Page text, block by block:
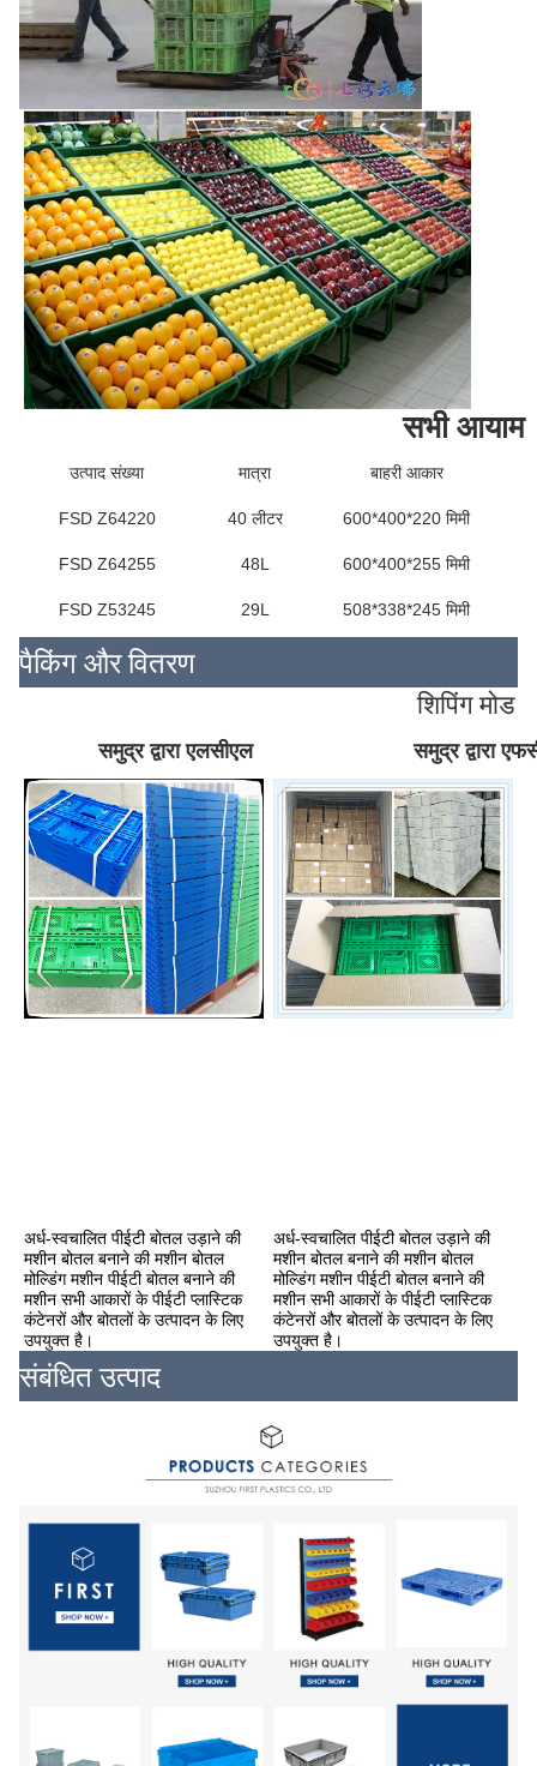
सभी आयाम
उत्पाद संख्या मात्रा बाहरी आकार
FSD Z64220 40 लीटर 600*400*220 मिमी
FSD Z64255 48L 600*400*255 मिमी
FSD Z53245 29L 508*338*245 मिमी
पैकिंग और वितरण
शिपिंग मोड
समुद्र द्वारा एलसीएल समुद्र द्वारा
अर्ध-स्वचालित पीईटी बोतल उड़ाने की
मशीन बोतल बनाने की मशीन बोतल
मोल्डिंग मशीन पीईटी बोतल बनाने की
मशीन सभी आकारों के पीईटी प्लास्टिक
कंटेनरों और बोतलों के उत्पादन के लिए
उपयुक्त है।
अर्ध-स्वचालित पीईटी बोतल उड़ाने की
मशीन बोतल बनाने की मशीन बोतल
मोल्डिंग मशीन पीईटी बोतल बनाने की
मशीन सभी आकारों के पीईटी प्लास्टिक
कंटेनरों और बोतलों के उत्पादन के लिए
उपयुक्त है।
संबंधित उत्पाद